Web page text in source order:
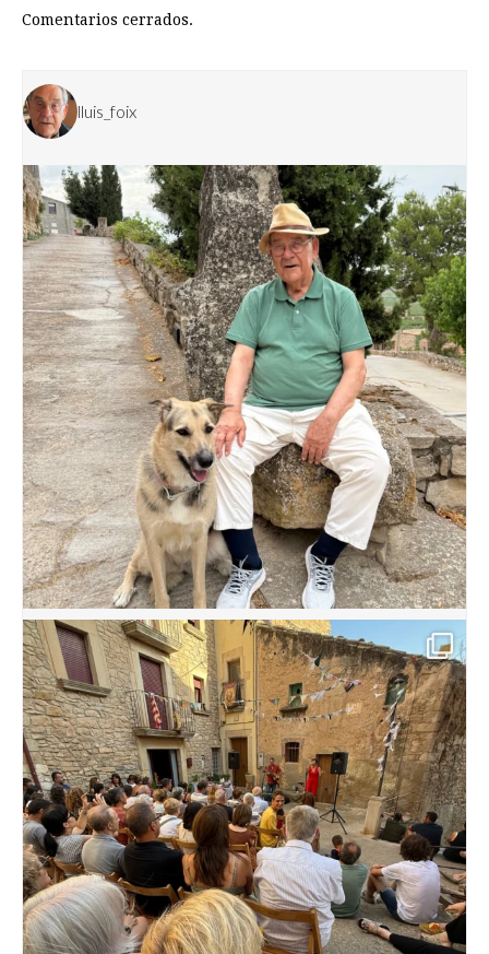
Comentarios cerrados.
lluis_foix